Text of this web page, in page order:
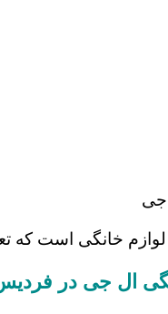
جی
لوازم خانگی است
ال جی در